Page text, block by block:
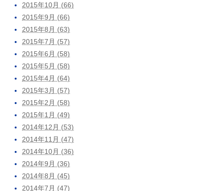
2015年10月 (66)
2015年9月 (66)
2015年8月 (63)
2015年7月 (57)
2015年6月 (58)
2015年5月 (58)
2015年4月 (64)
2015年3月 (57)
2015年2月 (58)
2015年1月 (49)
2014年12月 (53)
2014年11月 (47)
2014年10月 (36)
2014年9月 (36)
2014年8月 (45)
2014年7月 (47)